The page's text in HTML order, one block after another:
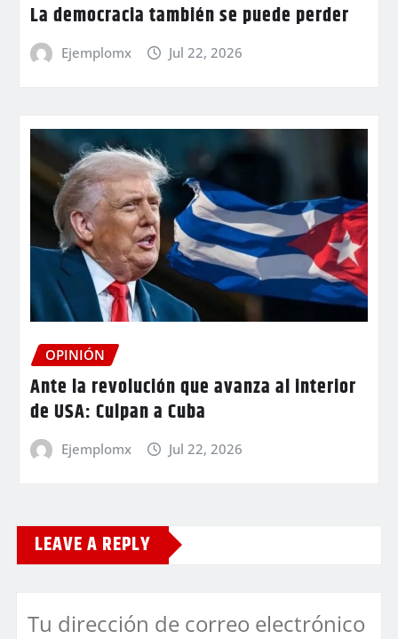
La democracia también se puede perder
Ejemplomx Jul 22, 2026
OPINIÓN
Ante la revolución que avanza al interior
de USA: Culpan a Cuba
Ejemplomx Jul 22, 2026
LEAVE A REPLY
Tu dirección de correo electrónico